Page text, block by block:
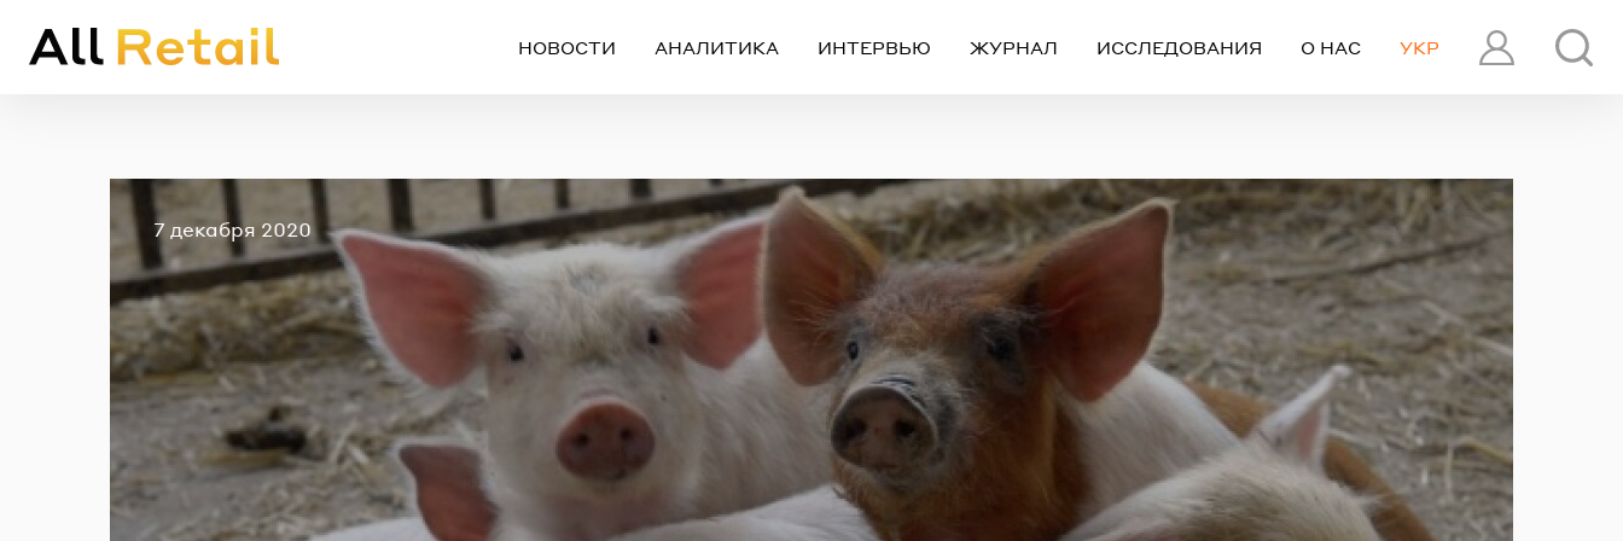
ПРОФИЛЬ
УКР
НОВОСТИ АНАЛИТИКА ИНТЕРВЬЮ ЖУРНАЛ ИССЛЕДОВАНИЯ О НАС
Опубликовано
7 декабря 2020
Вход Регистрация
ЧЕРЕЗ СОЦИАЛЬНЫЕ СЕТИ
FACEBOOK GOOGLE
ИЛИ
Email